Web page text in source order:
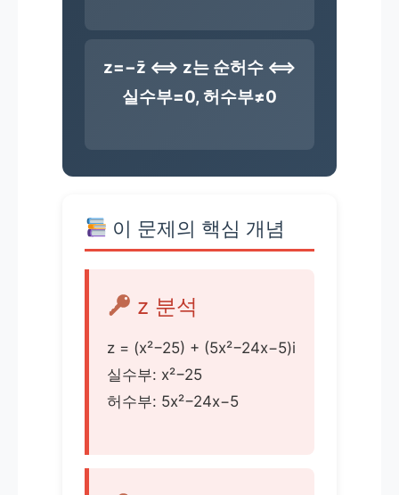
z=−z̄ ⟺ z는 순허수 ⟺
실수부=0, 허수부≠0
이 문제의 핵심 개념
z 분석
z = (x²−25) + (5x²−24x−5)i
실수부: x²−25
허수부: 5x²−24x−5